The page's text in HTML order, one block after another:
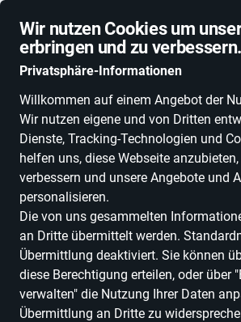
Wir nutzen Cookies um
erbringen und zu verbessern.
Privatsphäre-Informationen
Willkommen auf einem Angebot der
Wir nutzen eigene und von Dritten
Dienste, Tracking-Technologien und
helfen uns, diese Webseite
verbessern und unsere Angebote und
personalisieren.
Die von uns gesammelten
an Dritte übermittelt werden.
Übermittlung deaktiviert. Sie können
diese Berechtigung erteilen, oder über
verwalten" die Nutzung Ihrer Daten
Übermittlung an Dritte zu
ALLE KATEGORIEN NEUHEITEN DEALS